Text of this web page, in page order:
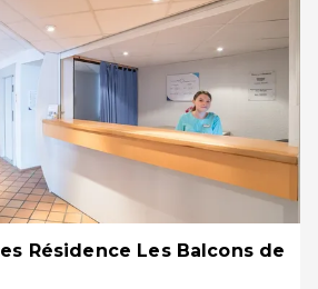
Résidence Les Balcons de